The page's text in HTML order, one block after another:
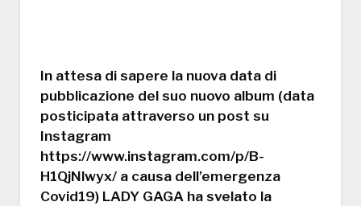
In attesa di sapere la nuova data di
pubblicazione del suo nuovo album (data
posticipata attraverso un post su
Instagram
https://www.instagram.com/p/B-
H1QjNlwyx/ a causa dell’emergenza
Covid19) LADY GAGA ha svelato la